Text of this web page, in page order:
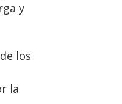
y
los
la